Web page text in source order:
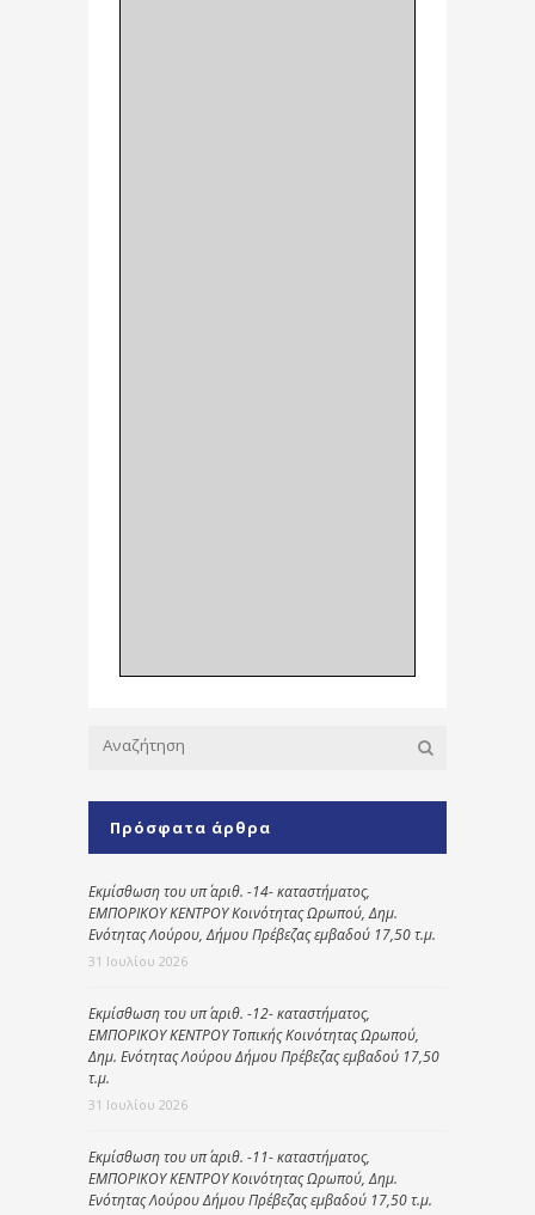
Πρόσφατα άρθρα
Εκμίσθωση του υπ΄ αριθ. -14- καταστήματος,
ΕΜΠΟΡΙΚΟΥ ΚΕΝΤΡΟΥ Κοινότητας Ωρωπού, Δημ.
Ενότητας Λούρου, Δήμου Πρέβεζας εμβαδού 17,50 τ.μ.
31 Ιουλίου 2026
Εκμίσθωση του υπ΄ αριθ. -12- καταστήματος,
ΕΜΠΟΡΙΚΟΥ ΚΕΝΤΡΟΥ Τοπικής Κοινότητας Ωρωπού,
Δημ. Ενότητας Λούρου Δήμου Πρέβεζας εμβαδού 17,50
τ.μ.
31 Ιουλίου 2026
Εκμίσθωση του υπ΄ αριθ. -11- καταστήματος,
ΕΜΠΟΡΙΚΟΥ ΚΕΝΤΡΟΥ Κοινότητας Ωρωπού, Δημ.
Ενότητας Λούρου Δήμου Πρέβεζας εμβαδού 17,50 τ.μ.